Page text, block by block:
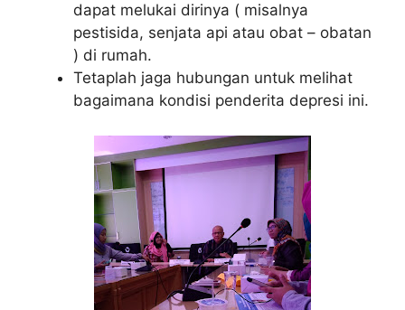
dapat melukai dirinya ( misalnya
pestisida, senjata api atau obat – obatan
) di rumah.
Tetaplah jaga hubungan untuk melihat
bagaimana kondisi penderita depresi ini.